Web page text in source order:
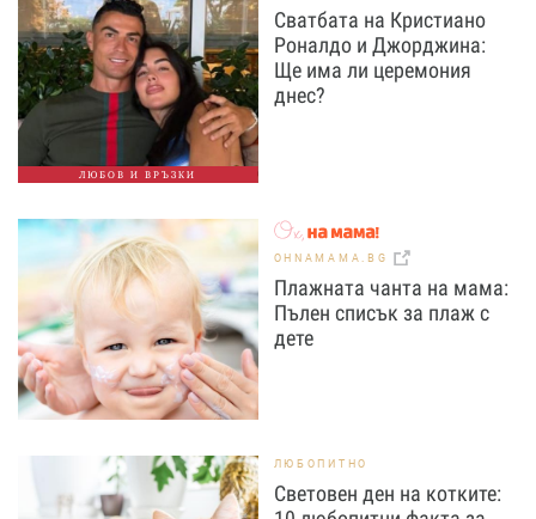
ЛЮБОВ И ВРЪЗКИ
Сватбата на Кристиано
Роналдо и Джорджина:
Ще има ли церемония
днес?
OHNAMAMA.BG
Плажната чанта на мама:
Пълен списък за плаж с
дете
ЛЮБОПИТНО
Световен ден на котките: